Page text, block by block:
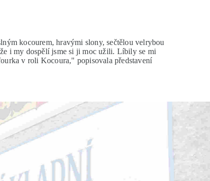
kocourem, hravými slony, sečtělou velrybou
i my dospělí jsme si ji moc užili. Líbily se mi
v roli Kocoura," popisovala představení